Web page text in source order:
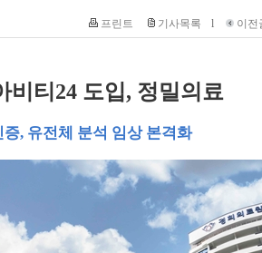
프린트 기사목록 l 이전
비티24 도입, 정밀의료
, 유전체 분석 임상 본격화